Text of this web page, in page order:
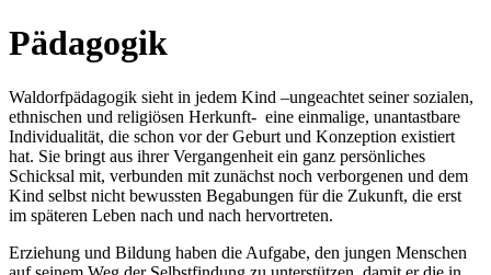
Pädagogik
Waldorfpädagogik sieht in jedem Kind –ungeachtet seiner sozialen,
ethnischen und religiösen Herkunft- eine einmalige, unantastbare
Individualität, die schon vor der Geburt und Konzeption existiert
hat. Sie bringt aus ihrer Vergangenheit ein ganz persönliches
Schicksal mit, verbunden mit zunächst noch verborgenen und dem
Kind selbst nicht bewussten Begabungen für die Zukunft, die erst
im späteren Leben nach und nach hervortreten.
Erziehung und Bildung haben die Aufgabe, den jungen Menschen